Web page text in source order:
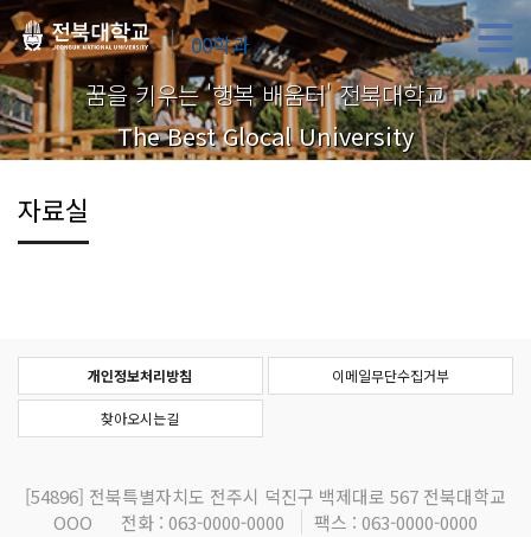
00학과
꿈을 키우는 '행복 배움터' 전북대학교
The Best Glocal University
자료실
개인정보처리방침 이메일무단수집거부
찾아오시는길
[54896] 전북특별자치도 전주시 덕진구 백제대로 567 전북대학교
OOO
전화 : 063-0000-0000
팩스 : 063-0000-0000